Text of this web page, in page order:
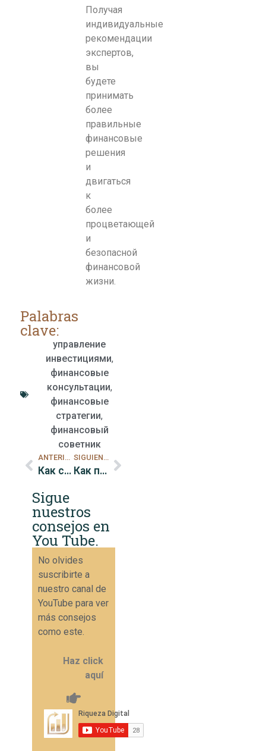
Получая
индивидуальные
рекомендации
экспертов,
вы
будете
принимать
более
правильные
финансовые
решения
и
двигаться
к
более
процветающей
и
безопасной
финансовой
жизни.
Palabras
clave:
управление
инвестициями,
финансовые
консультации,
финансовые
стратегии,
финансовый
советник
ANTERIOR
Как сэкономить деньги за счет повторного использования и переработки
SIGUIENTE
Как подготовиться к непредвиденным финансовым ситуациям
Sigue
nuestros
consejos en
You Tube.
No olvides
suscribirte a
nuestro canal de
YouTube para ver
más consejos
como este.
Haz click
aquí